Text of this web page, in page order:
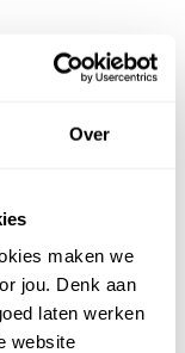
Over
maken we
jou. Denk aan
laten werken
website